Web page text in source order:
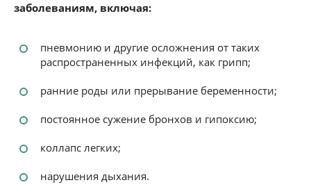
заболеваниям, включая:
пневмонию и другие осложнения от таких
распространенных инфекций, как грипп;
ранние роды или прерывание беременности;
постоянное сужение бронхов и гипоксию;
коллапс легких;
нарушения дыхания.